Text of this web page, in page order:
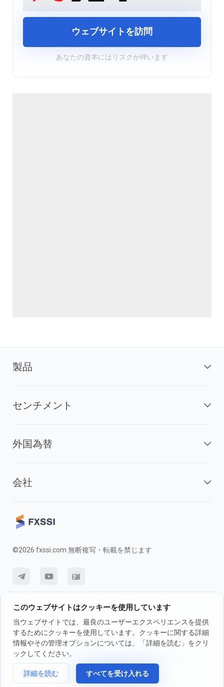
このウェブサイトはクッキーを使用しています
当ウェブサイトでは、最良のユーザーエクスペリエンスを提供
するためにクッキーを使用しています。クッキーに関する詳細
情報やその管理オプションについては、「詳細を読む」をクリ
ックしてください。
詳細を読む すべてを受け入れる
ウェブサイトを訪問
あなたの資本にはリスクが伴います
製品
センチメント
外国為替
会社
©2026 fxssi.com 無断複写・転載を禁じます
利用規約 プライバシーポリシー
リスク開示
クッキーポリシー
FXSSI LTDが運営するウェブサイト登録番号：13534801（イングラン
取引の前に、独立投資アドバイザーに相談し、取引に伴うリスクについて
完全に理解することをお勧めします。